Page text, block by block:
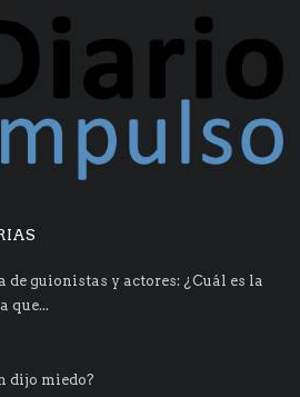
de guionistas y actores: ¿Cuál es la
que...
dijo miedo?